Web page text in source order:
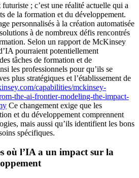
; c’est une réalité actuelle qui a
de la formation et du développement.
personnalisés à la création automatisée
à de nombreux défis rencontrés
Selon un rapport de McKinsey
pourraient potentiellement
tâches de formation et de
les professionnels pour qu’ils se
plus stratégiques et l’établissement de
capabilities/mckinsey-
the-ai-frontier-modeling-the-impact-
Ce changement exige que les
et du développement comprennent
mais aussi qu’ils identifient les bons
spécifiques.
où l’IA a un impact sur la